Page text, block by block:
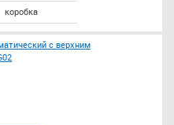
коробка
с верхним